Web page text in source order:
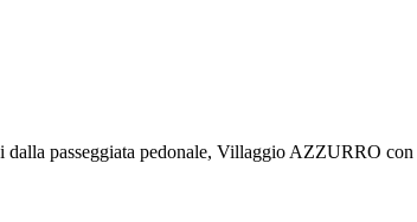
passeggiata pedonale, Villaggio AZZURRO